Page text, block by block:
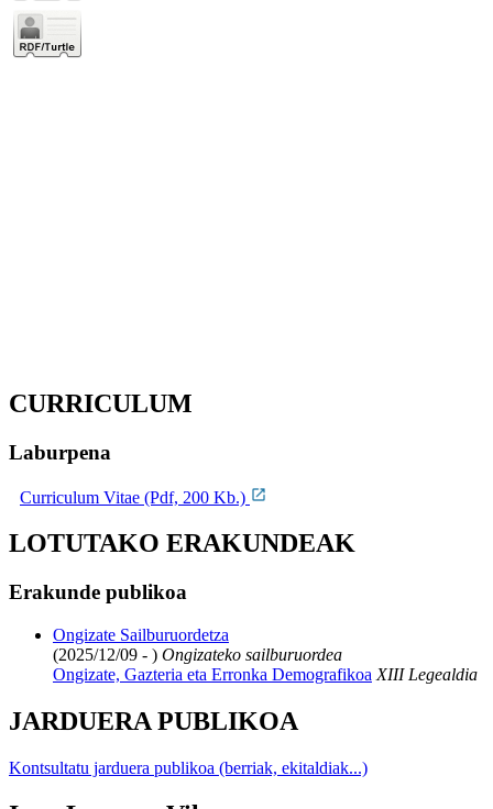
CURRICULUM
Laburpena
Curriculum Vitae (Pdf, 200 Kb.)
LOTUTAKO ERAKUNDEAK
Erakunde publikoa
Ongizate Sailburuordetza
(2025/12/09 - ) Ongizateko sailburuordea
Ongizate, Gazteria eta Erronka Demografikoa XIII Legealdia
JARDUERA PUBLIKOA
Kontsultatu jarduera publikoa (berriak, ekitaldiak...)